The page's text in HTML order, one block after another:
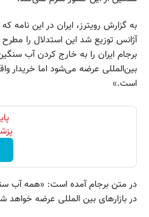
به گزارش رویترز، ایران در این نامه
آژانس توزیع شد این استدلال را
برجام ایران را به خارج کردن آب
بین‌المللی عرضه می‌شود اما خریدار
است.»
در متن برجام آمده است: «همه آب
در بازارهای بین المللی عرضه خواهد